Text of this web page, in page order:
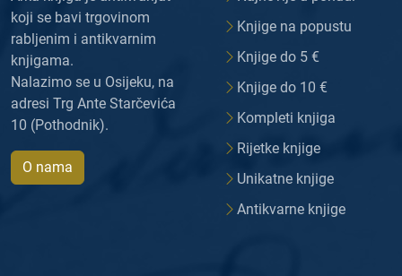
koji se bavi trgovinom
rabljenim i antikvarnim
knjigama.
Nalazimo se u Osijeku, na
adresi Trg Ante Starčevića
10 (Pothodnik).
O nama
Knjige na popustu
Knjige do 5 €
Knjige do 10 €
Kompleti knjiga
Rijetke knjige
Unikatne knjige
Antikvarne knjige